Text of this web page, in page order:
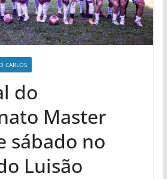
CARLOS
do
Master
sábado no
Luisão